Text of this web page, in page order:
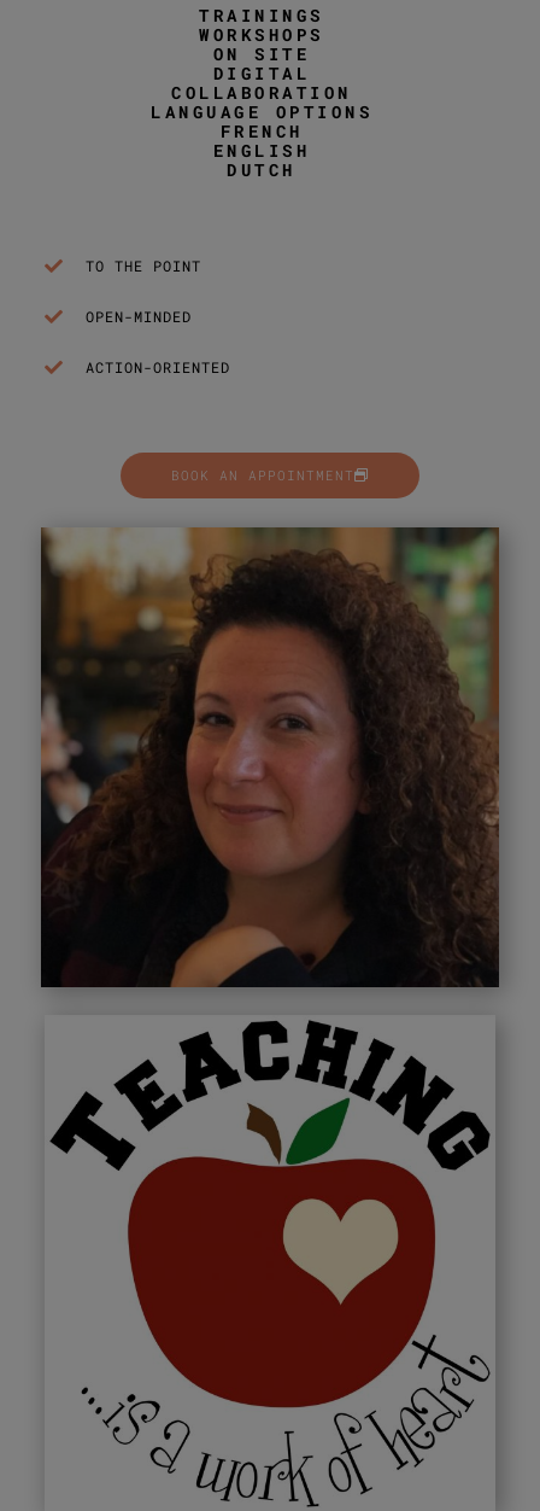
TRAININGS
WORKSHOPS
ON SITE
DIGITAL
COLLABORATION
LANGUAGE OPTIONS
FRENCH
ENGLISH
DUTCH
TO THE POINT
OPEN-MINDED
ACTION-ORIENTED
BOOK AN APPOINTMENT